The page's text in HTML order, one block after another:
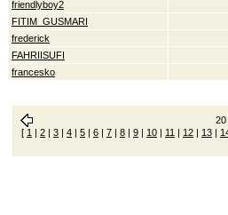
friendlyboy2
FITIM_GUSMARI
frederick
FAHRIISUFI
francesko
20
[ 1 | 2 | 3 | 4 | 5 | 6 | 7 | 8 | 9 | 10 | 11 | 12 | 13 |